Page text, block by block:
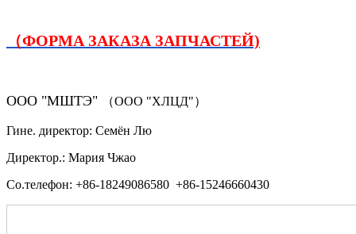
（ФОРМА ЗАКАЗА ЗАПЧАСТЕЙ)
ООО "МШТЭ" （ООО "ХЛЦД"）
Гине. директор: Семён Лю
Директор.: Мария Чжао
Со.телефон: +86-18249086580 +86-15246660430